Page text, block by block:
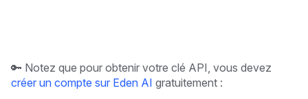
🔑 Notez que pour obtenir votre clé API, vous devez
créer un compte sur Eden AI gratuitement :